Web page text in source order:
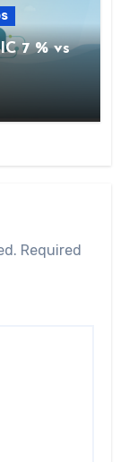
7 % vs
Required